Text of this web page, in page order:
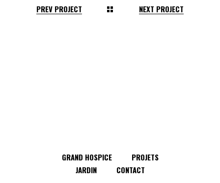
PREV PROJECT NEXT PROJECT
GRAND HOSPICE
PROJETS
JARDIN
CONTACT